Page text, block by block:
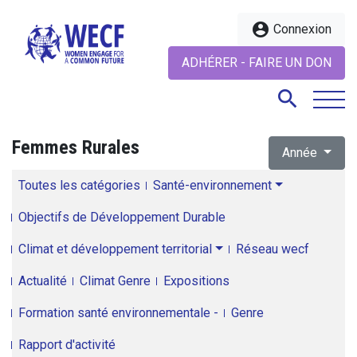
account_circle Connexion
ADHÉRER - FAIRE UN DON
search
Femmes Rurales Année
Toutes les catégories Santé-environnement
Objectifs de Développement Durable
Climat et développement territorial Réseau wecf
Actualité Climat Genre Expositions
Formation santé environnementale - Genre
Rapport d'activité